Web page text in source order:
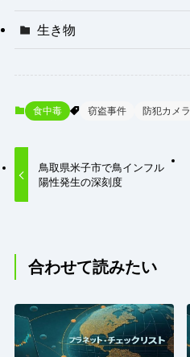
生き物
食中毒 窃盗事件 防犯カメラ
鳥取県米子市で鳥インフル
陽性発生の深刻度
合わせて読みたい